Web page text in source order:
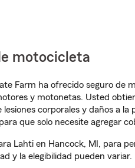
motocicleta
Farm ha ofrecido seguro de
y motonetas. Usted
lesiones corporales y daños a
para que solo necesite agregar
Lahti en Hancock, MI, para
y la elegibilidad pueden variar.